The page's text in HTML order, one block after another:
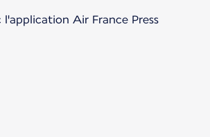
Air France Press